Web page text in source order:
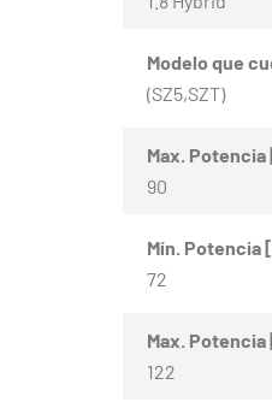
Modelo que
(SZ5,SZT)
Max.
90
Mín. Potencia
72
Max.
122